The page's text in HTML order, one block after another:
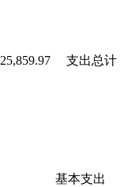
25,859.97 支出总计
基本支出